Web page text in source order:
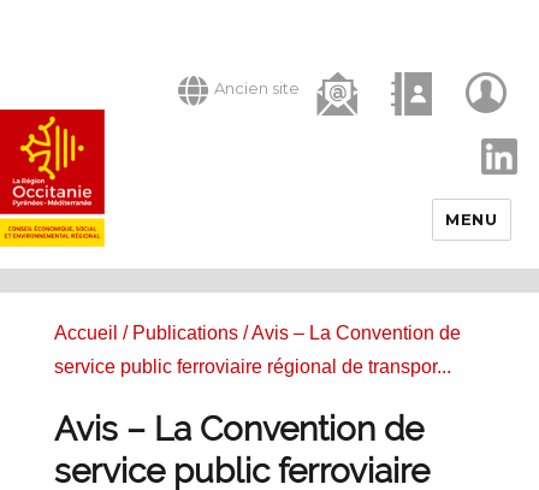
Ancien site
MENU
Accueil / Publications/ Avis – La Convention de
service public ferroviaire régional de transpor...
Avis – La Convention de
service public ferroviaire